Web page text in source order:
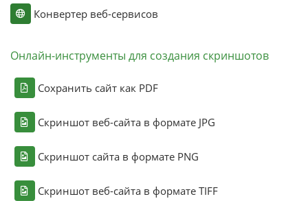
Конвертер веб-сервисов
Онлайн-инструменты для создания скриншотов
Сохранить сайт как PDF
Скриншот веб-сайта в формате JPG
Скриншот сайта в формате PNG
Скриншот веб-сайта в формате TIFF